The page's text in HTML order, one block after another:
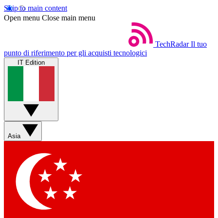
Skip to main content
Open menu Close main menu
TechRadar Il tuo
punto di riferimento per gli acquisti tecnologici
IT Edition
Asia